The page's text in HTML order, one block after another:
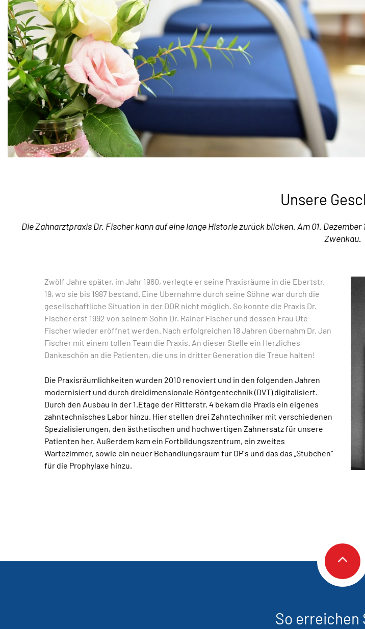
Unsere
Die Zahnarztpraxis Dr. Fischer kann auf eine lange Historie zurück blicken. Am 01.
Zwenkau.
Zwölf Jahre später, im Jahr 1960, verlegte er seine Praxisräume in die Ebertstr.
19, wo sie bis 1987 bestand. Eine Übernahme durch seine Söhne war durch die
gesellschaftliche Situation in der DDR nicht möglich. So konnte die Praxis Dr.
Fischer erst 1992 von seinem Sohn Dr. Rainer Fischer und dessen Frau Ute
Fischer wieder eröffnet werden. Nach erfolgreichen 18 Jahren übernahm Dr. Jan
Fischer mit einem tollen Team die Praxis. An dieser Stelle ein Herzliches
Dankeschön an die Patienten, die uns in dritter Generation die Treue halten!
Die Praxisräumlichkeiten wurden 2010 renoviert und in den folgenden Jahren
modernisiert und durch dreidimensionale Röntgentechnik (DVT) digitalisiert.
Durch den Ausbau in der 1.Etage der Ritterstr. 4 bekam die Praxis ein eigenes
zahntechnisches Labor hinzu. Hier stellen drei Zahntechniker mit verschiedenen
Spezialisierungen, den ästhetischen und hochwertigen Zahnersatz für unsere
Patienten her. Außerdem kam ein Fortbildungszentrum, ein zweites
Wartezimmer, sowie ein neuer Behandlungsraum für OP´s und das das „Stübchen“
für die Prophylaxe hinzu.
So erreichen